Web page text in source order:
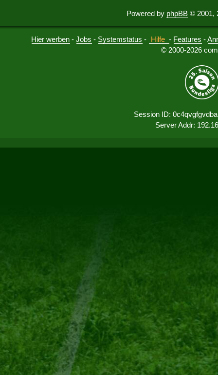
Powered by phpBB © 2001,
Hier werben -Jobs - Systemstatus - Hilfe - Features -
© 2000-2026
Session ID:
Server Addr: